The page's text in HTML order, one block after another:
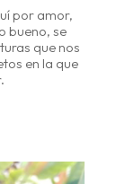
por amor,
bueno, se
que nos
en la que